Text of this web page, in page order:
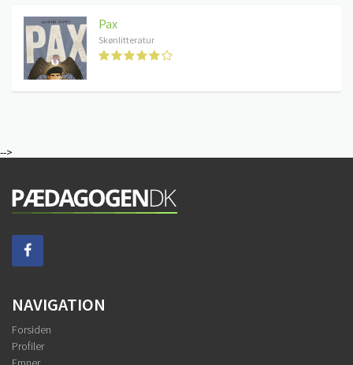
Pax
Skønlitteratur
-->
NAVIGATION
Forsiden
Profiler